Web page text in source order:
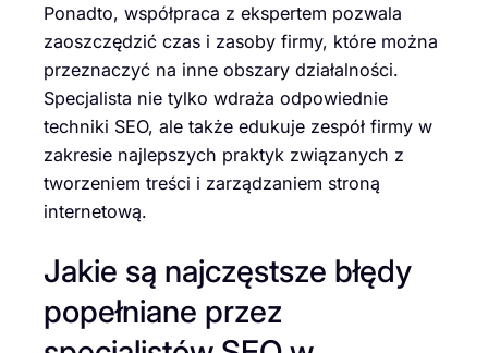
Ponadto, współpraca z ekspertem pozwala
zaoszczędzić czas i zasoby firmy, które można
przeznaczyć na inne obszary działalności.
Specjalista nie tylko wdraża odpowiednie
techniki SEO, ale także edukuje zespół firmy w
zakresie najlepszych praktyk związanych z
tworzeniem treści i zarządzaniem stroną
internetową.
Jakie są najczęstsze błędy
popełniane przez